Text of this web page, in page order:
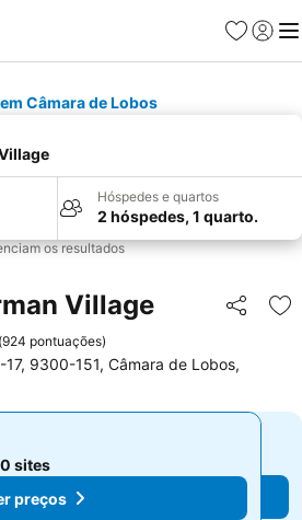
Favoritos
Iniciar
Câmara de Lobos
Hóspedes e quartos
2 hóspedes, 1 quarto.
os resultados
Village Partilhar
(924 pontuações)
17, 9300-151, Câmara de Lobos,
sites
Ver preços
sites
preços